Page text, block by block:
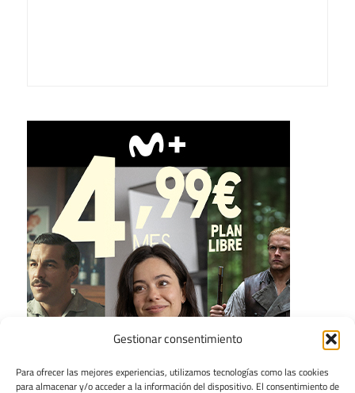
Gestionar consentimiento
Para ofrecer las mejores experiencias, utilizamos tecnologías como las cookies
para almacenar y/o acceder a la información del dispositivo. El consentimiento de